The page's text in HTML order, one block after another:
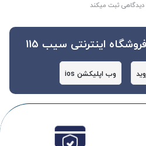
دیدگاهی ثبت میکند
اینترنتی سیب 115
وب اپلیکشن ios